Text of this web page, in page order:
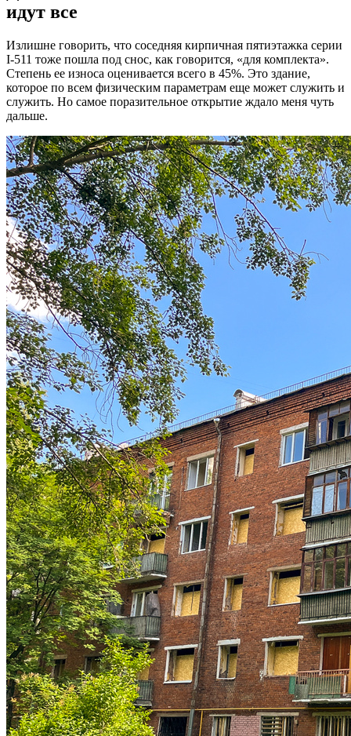
идут все
Излишне говорить, что соседняя кирпичная пятиэтажка серии
I-511 тоже пошла под снос, как говорится, «для комплекта».
Степень ее износа оценивается всего в 45%. Это здание,
которое по всем физическим параметрам еще может служить и
служить. Но самое поразительное открытие ждало меня чуть
дальше.